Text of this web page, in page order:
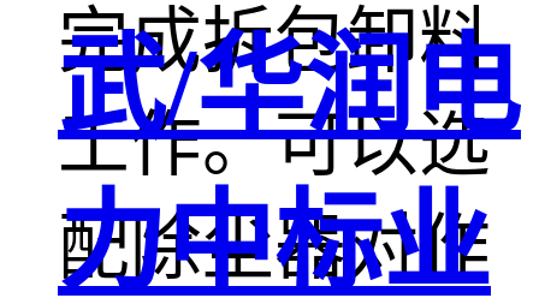
完成拆包卸料
工作。可以选
配除尘器对作
武/华润电
力中标业